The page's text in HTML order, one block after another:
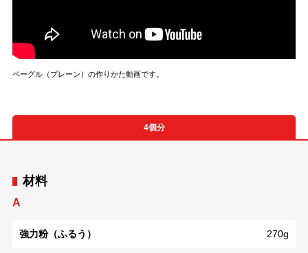
ベーグル（プレーン）の作りかた動画です。
4個分
材料
A
強力粉（ふるう） 270g